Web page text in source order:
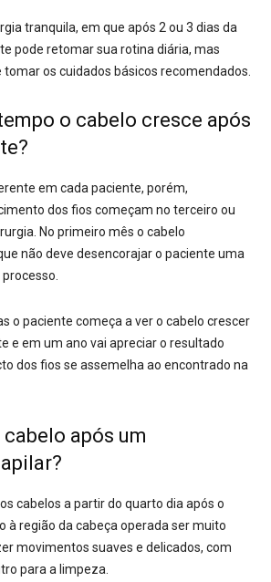
tranquila, em que após 2 ou 3 dias da
pode retomar sua rotina diária, mas
tomar os cuidados básicos recomendados.
o cabelo cresce após
em cada paciente, porém,
dos fios começam no terceiro ou
No primeiro mês o cabelo
não deve desencorajar o paciente uma
o paciente começa a ver o cabelo crescer
e em um ano vai apreciar o resultado
dos fios se assemelha ao encontrado na
após um
cabelos a partir do quarto dia após o
à região da cabeça operada ser muito
movimentos suaves e delicados, com
para a limpeza.